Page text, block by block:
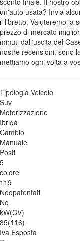
un'auto usata? Invia
il libretto. Valuteremo la
prezzo di mercato
minuti dall'uscita del
nostre recensioni, sono
mettiamo ogni volta a
Tipologia Veicolo
Suv
Motorizzazione
Ibrida
Cambio
Manuale
Posti
5
colore
119
Neopatentati
No
kW(CV)
85(116)
Iva Esposta